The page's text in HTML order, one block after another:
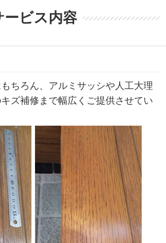
ービス内容
ちろん、アルミサッシや人工大理
ズ補修まで幅広くご提供させてい